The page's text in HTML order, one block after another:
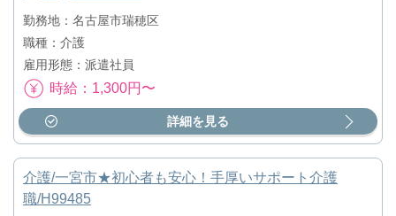
勤務地：名古屋市瑞穂区
職種：介護
雇用形態：派遣社員
時給：1,300円〜
詳細を見る
介護/一宮市★初心者も安心！手厚いサポート介護
職/H99485